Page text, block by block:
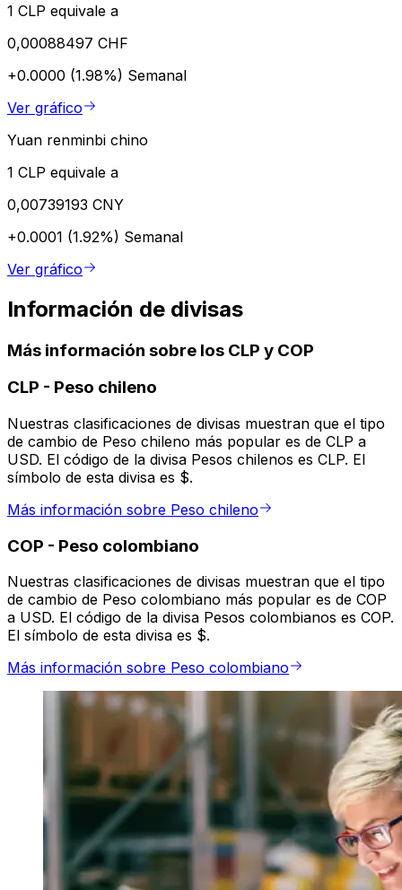
1 CLP equivale a
0,00088497 CHF
+0.0000 (1.98%) Semanal
Ver gráfico
Yuan renminbi chino
1 CLP equivale a
0,00739193 CNY
+0.0001 (1.92%) Semanal
Ver gráfico
Información de divisas
Más información sobre los CLP y COP
CLP - Peso chileno
Nuestras clasificaciones de divisas muestran que el tipo
de cambio de Peso chileno más popular es de CLP a
USD. El código de la divisa Pesos chilenos es CLP. El
símbolo de esta divisa es $.
Más información sobre Peso chileno
COP - Peso colombiano
Nuestras clasificaciones de divisas muestran que el tipo
de cambio de Peso colombiano más popular es de COP
a USD. El código de la divisa Pesos colombianos es COP.
El símbolo de esta divisa es $.
Más información sobre Peso colombiano